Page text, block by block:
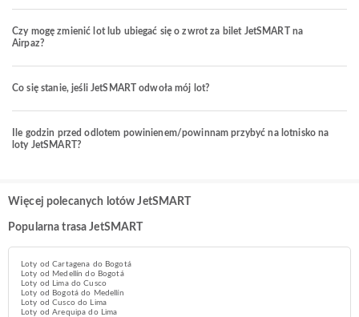
Czy mogę zmienić lot lub ubiegać się o zwrot za bilet JetSMART na
Airpaz?
Co się stanie, jeśli JetSMART odwoła mój lot?
Ile godzin przed odlotem powinienem/powinnam przybyć na lotnisko na
loty JetSMART?
Więcej polecanych lotów JetSMART
Popularna trasa JetSMART
Loty od Cartagena do Bogotá
Loty od Medellín do Bogotá
Loty od Lima do Cusco
Loty od Bogotá do Medellín
Loty od Cusco do Lima
Loty od Arequipa do Lima